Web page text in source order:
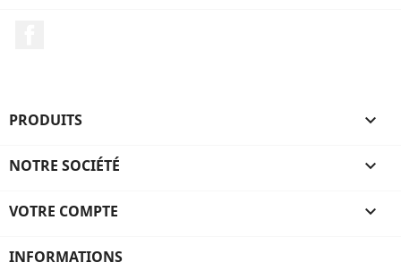
PRODUITS 
NOTRE SOCIÉTÉ 
VOTRE COMPTE 
INFORMATIONS